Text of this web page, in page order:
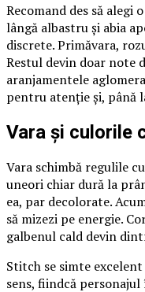
Recomand des să alegi
lângă albastru și abia
discrete. Primăvara,
Restul devin doar note
aranjamentele
pentru atenție și, până
Vara și culorile
Vara schimbă regulile
uneori chiar dură la
ea, par decolorate.
să mizezi pe energie.
galbenul cald devin
Stitch se simte
sens, fiindcă